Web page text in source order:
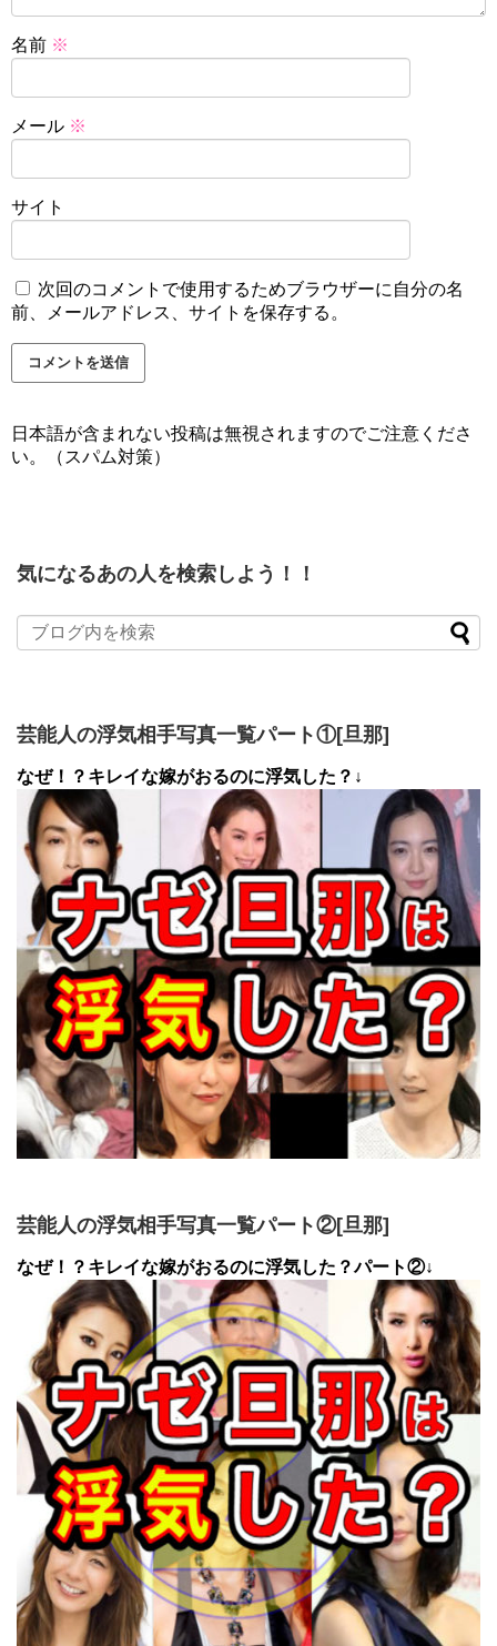
名前 ※
メール ※
サイト
次回のコメントで使用するためブラウザーに自分の名
前、メールアドレス、サイトを保存する。
日本語が含まれない投稿は無視されますのでご注意くださ
い。（スパム対策）
気になるあの人を検索しよう！！
芸能人の浮気相手写真一覧パート①[旦那]
なぜ！？キレイな嫁がおるのに浮気した？↓
芸能人の浮気相手写真一覧パート②[旦那]
なぜ！？キレイな嫁がおるのに浮気した？パート②↓